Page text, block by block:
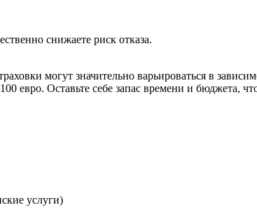
снижаете риск отказа.
могут значительно варьироваться в
евро. Оставьте себе запас времени и бюджета,
услуги)